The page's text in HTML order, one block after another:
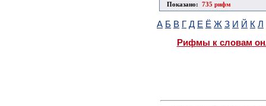
Показано: 735 рифм
А Б В Г Д Е Ё Ж З И Й К Л
Рифмы к словам